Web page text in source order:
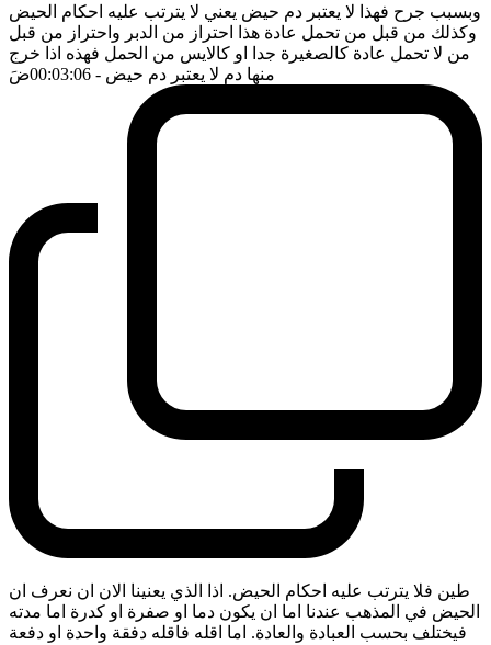
وبسبب جرح فهذا لا يعتبر دم حيض يعني لا يترتب عليه احكام الحيض
وكذلك من قبل من تحمل عادة هذا احتراز من الدبر واحتراز من قبل
من لا تحمل عادة كالصغيرة جدا او كالايس من الحمل فهذه اذا خرج
منها دم لا يعتبر دم حيض - 00:03:06 ضَ
طين فلا يترتب عليه احكام الحيض. اذا الذي يعنينا الان ان نعرف ان
الحيض في المذهب عندنا اما ان يكون دما او صفرة او كدرة اما مدته
فيختلف بحسب العبادة والعادة. اما اقله فاقله دفقة واحدة او دفعة